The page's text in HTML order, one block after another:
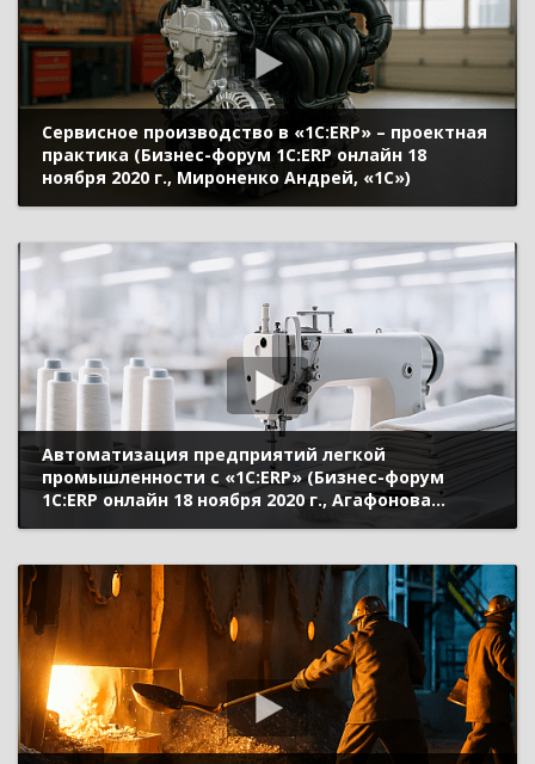
Сервисное производство в «1С:ERP» – проектная
практика (Бизнес-форум 1С:ERP онлайн 18
ноября 2020 г., Мироненко Андрей, «1С»)
Автоматизация предприятий легкой
промышленности с «1С:ERP» (Бизнес-форум
1С:ERP онлайн 18 ноября 2020 г., Агафонова